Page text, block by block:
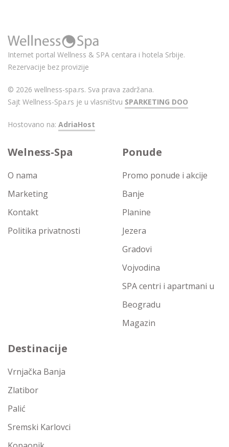
Internet portal Wellness & SPA centara i hotela Srbije.
Rezervacije bez provizije
© 2026 wellness-spa.rs. Sva prava zadržana.
Sajt Wellness-Spa.rs je u vlasništvu SPARKETING DOO
Hostovano na: AdriaHost
Welness-Spa
O nama
Marketing
Kontakt
Politika privatnosti
Ponude
Promo ponude i akcije
Banje
Planine
Jezera
Gradovi
Vojvodina
SPA centri i apartmani u
Beogradu
Magazin
Destinacije
Vrnjačka Banja
Zlatibor
Palić
Sremski Karlovci